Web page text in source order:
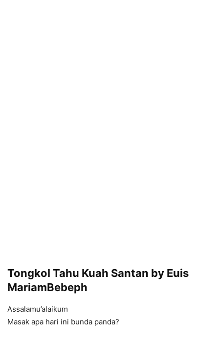
Tongkol Tahu Kuah Santan by Euis
MariamBebeph
Assalamu’alaikum
Masak apa hari ini bunda panda?